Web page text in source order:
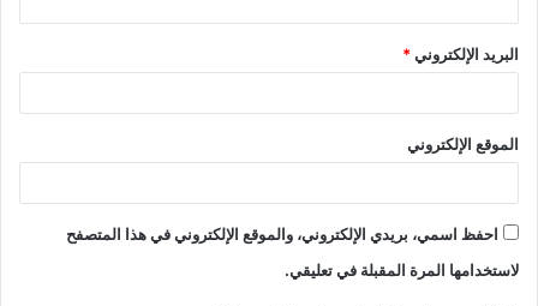
البريد الإلكتروني*
الموقع الإلكتروني
احفظ اسمي، بريدي الإلكتروني، والموقع الإلكتروني في هذا المتصفح
لاستخدامها المرة المقبلة في تعليقي.